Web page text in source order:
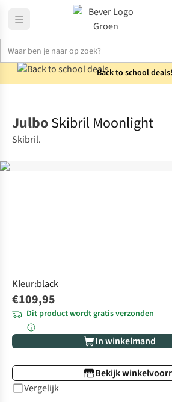
Back to schooldeals!
JulboSkibril Moonlight
Skibril.
Kleur:black
€109,95
Dit product wordt gratis verzonden
In winkelmand
Bekijk
Vergelijk